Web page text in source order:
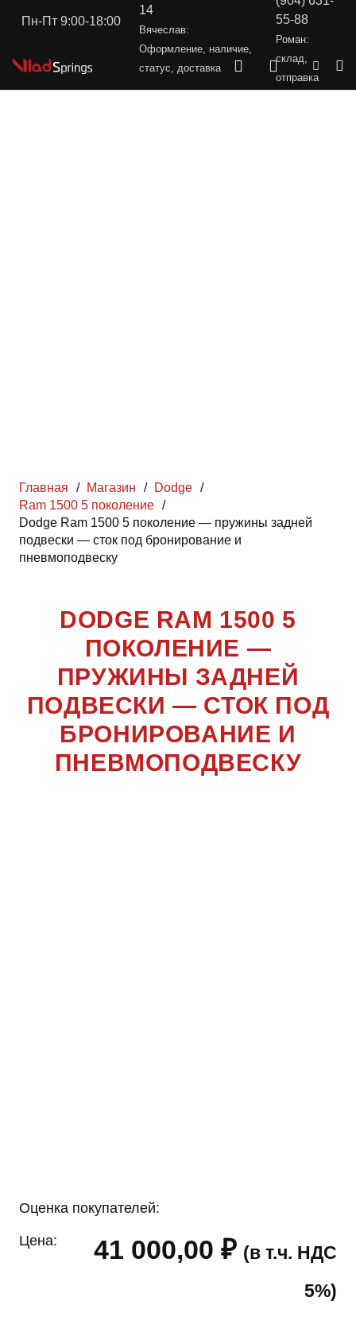
Пн-Пт 9:00-18:00
14
Вячеслав:
Оформление, наличие,
статус, доставка
55-88
Роман:
склад,
отправка
Главная / Магазин / Dodge /
Ram 1500 5 поколение /
Dodge Ram 1500 5 поколение — пружины задней
подвески — сток под бронирование и
пневмоподвеску
DODGE RAM 1500 5
ПОКОЛЕНИЕ —
ПРУЖИНЫ ЗАДНЕЙ
ПОДВЕСКИ — СТОК ПОД
БРОНИРОВАНИЕ И
ПНЕВМОПОДВЕСКУ
Оценка покупателей:
Цена: 41 000,00 ₽ (в т.ч. НДС
5%)